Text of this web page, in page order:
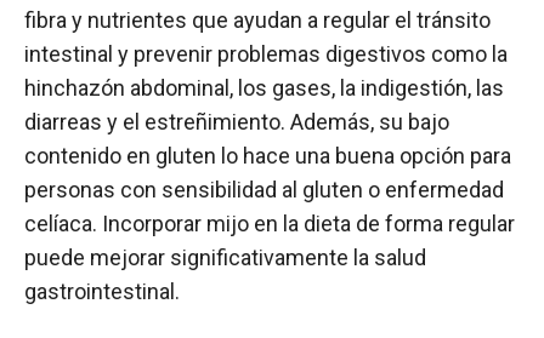
fibra y nutrientes que ayudan a regular el tránsito
intestinal y prevenir problemas digestivos como la
hinchazón abdominal, los gases, la indigestión, las
diarreas y el estreñimiento. Además, su bajo
contenido en gluten lo hace una buena opción para
personas con sensibilidad al gluten o enfermedad
celíaca. Incorporar mijo en la dieta de forma regular
puede mejorar significativamente la salud
gastrointestinal.